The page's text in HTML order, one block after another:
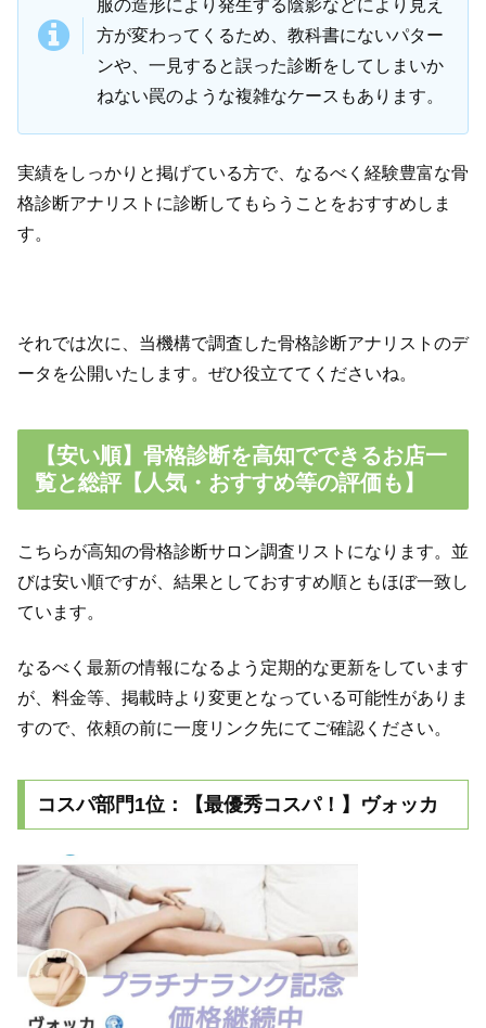
服の造形により発生する陰影などにより見え
方が変わってくるため、教科書にないパター
ンや、一見すると誤った診断をしてしまいか
ねない罠のような複雑なケースもあります。
実績をしっかりと掲げている方で、なるべく経験豊富な骨
格診断アナリストに診断してもらうことをおすすめしま
す。
それでは次に、当機構で調査した骨格診断アナリストのデ
ータを公開いたします。ぜひ役立ててくださいね。
【安い順】骨格診断を高知でできるお店一
覧と総評【人気・おすすめ等の評価も】
こちらが高知の骨格診断サロン調査リストになります。並
びは安い順ですが、結果としておすすめ順ともほぼ一致し
ています。
なるべく最新の情報になるよう定期的な更新をしています
が、料金等、掲載時より変更となっている可能性がありま
すので、依頼の前に一度リンク先にてご確認ください。
コスパ部門1位：【最優秀コスパ！】ヴォッカ